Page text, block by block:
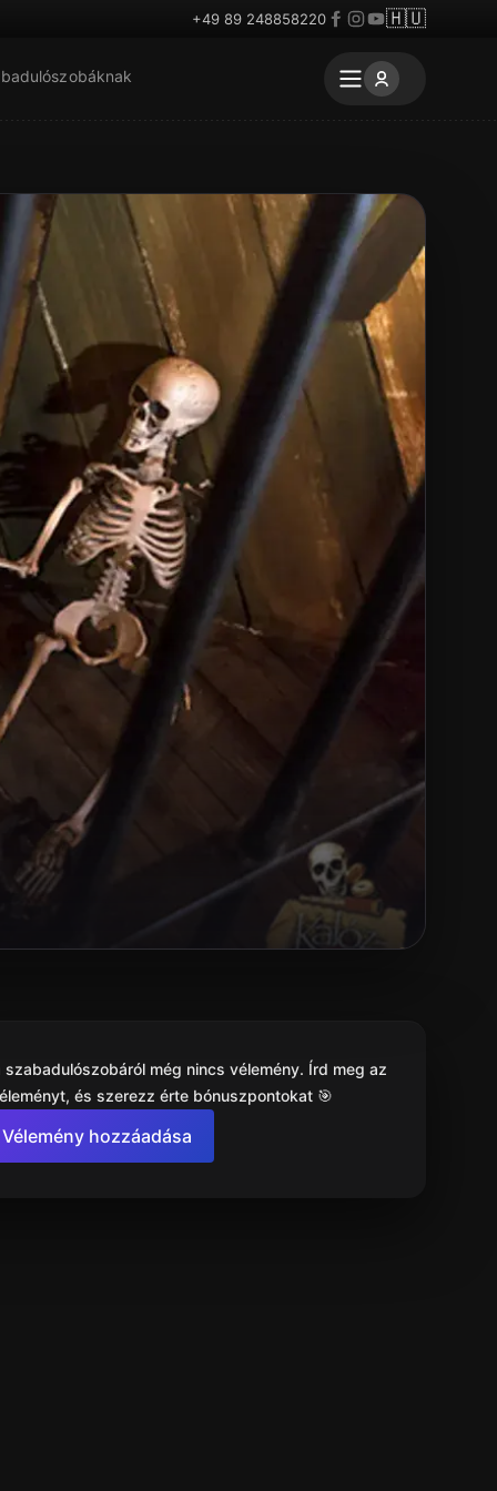
+49 89 248858220 🇭🇺
szabadulószobáról még nincs vélemény. Írd meg az
és szerezz érte bónuszpontokat 🎯
Vélemény hozzáadása